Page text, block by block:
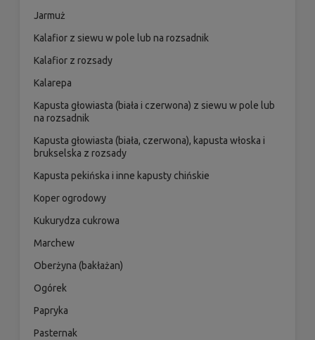
Jarmuż
Kalafior z siewu w pole lub na rozsadnik
Kalafior z rozsady
Kalarepa
Kapusta głowiasta (biała i czerwona) z siewu w pole lub
na rozsadnik
Kapusta głowiasta (biała, czerwona), kapusta włoska i
brukselska z rozsady
Kapusta pekińska i inne kapusty chińskie
Koper ogrodowy
Kukurydza cukrowa
Marchew
Oberżyna (bakłażan)
Ogórek
Papryka
Pasternak